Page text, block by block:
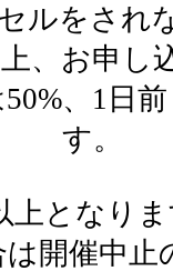
ルをされ
、お申し
、1日
す。
となり
開催中